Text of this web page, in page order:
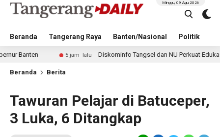
Beranda Tangerang Raya Banten/Nasional Politik
Minggu, 09 Agu 2026
5 jam lalu Diskominfo Tangsel dan NU Perkuat Edukasi Digital
Beranda Berita
Tawuran Pelajar di Batuceper,
3 Luka, 6 Ditangkap